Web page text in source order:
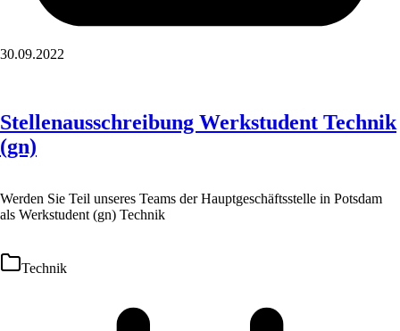
30.09.2022
Stellenausschreibung Werkstudent Technik
(gn)
Werden Sie Teil unseres Teams der Hauptgeschäftsstelle in Potsdam
als Werkstudent (gn) Technik
Technik